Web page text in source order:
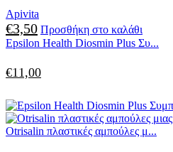
Apivita
€3,50 Προσθήκη στο καλάθι
Epsilon Health Diosmin Plus Συ...
€11,00
Otrisalin πλαστικές αμπούλες μ...